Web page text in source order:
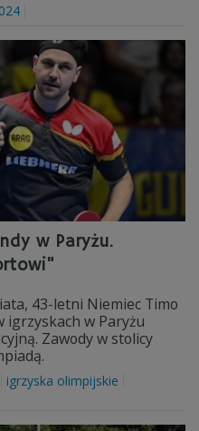
w Paryżu.
43-letni Niemiec Timo
igrzyskach w Paryżu
Zawody w stolicy
igrzyska olimpijskie